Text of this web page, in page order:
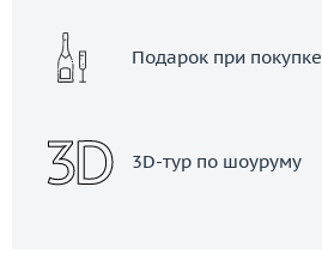
Подарок при покупке
3D-тур по шоуруму